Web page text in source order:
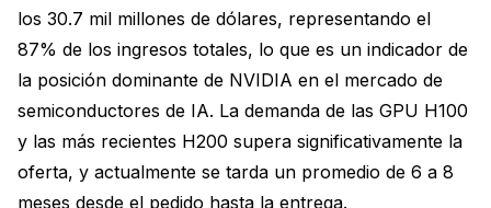
los 30.7 mil millones de dólares, representando el
87% de los ingresos totales, lo que es un indicador de
la posición dominante de NVIDIA en el mercado de
semiconductores de IA. La demanda de las GPU H100
y las más recientes H200 supera significativamente la
oferta, y actualmente se tarda un promedio de 6 a 8
meses desde el pedido hasta la entrega.